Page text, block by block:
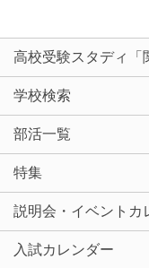
高校受験スタディ「
学校検索
部活一覧
特集
説明会・イベントカ
入試カレンダー